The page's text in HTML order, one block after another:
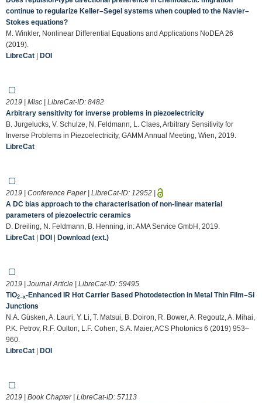
continue to regularize Keller–Segel systems when coupled to the Navier–
Stokes equations?
M. Winkler, Nonlinear Differential Equations and Applications NoDEA 26
(2019).
LibreCat | DOI
2019 | Misc | LibreCat-ID: 8482
Arbitrary sensitivity for inverse problems in piezoelectricity
B. Jurgelucks, V. Schulze, N. Feldmann, L. Claes, Arbitrary Sensitivity for
Inverse Problems in Piezoelectricity, GAMM Annual Meeting, Wien, 2019.
LibreCat
2019 | Conference Paper | LibreCat-ID: 12952 |
A DC bias approach to the characterisation of non-linear material
parameters of piezoelectric ceramics
D. Dreiling, N. Feldmann, B. Henning, in: AMA Service GmbH, 2019.
LibreCat | DOI | Download (ext.)
2019 | Journal Article | LibreCat-ID: 59495
TiO2–x-Enhanced IR Hot Carrier Based Photodetection in Metal Thin Film–Si
Junctions
N.A. Güsken, A. Lauri, Y. Li, T. Matsui, B. Doiron, R. Bower, A. Regoutz, A. Mihai,
P.K. Petrov, R.F. Oulton, L.F. Cohen, S.A. Maier, ACS Photonics 6 (2019) 953–
960.
LibreCat | DOI
2019 | Book Chapter | LibreCat-ID: 57113